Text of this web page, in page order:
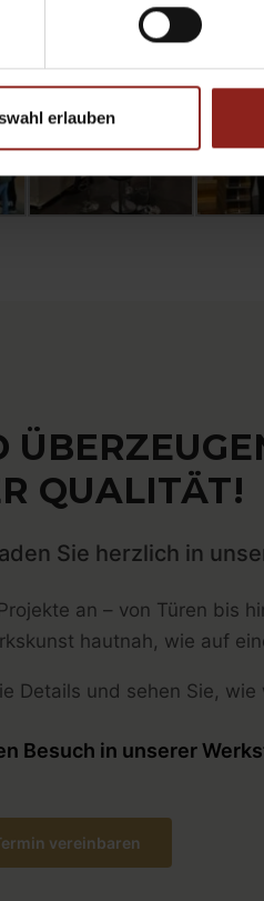
erlauben
QUALITÄT!
Sie herzlich in
an – von Türen bis
hautnah, wie auf
Details und sehen Sie,
Besuch in unserer
vereinbaren